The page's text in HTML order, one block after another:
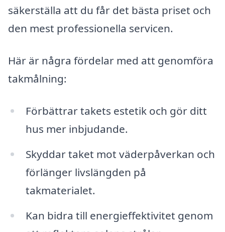
säkerställa att du får det bästa priset och
den mest professionella servicen.
Här är några fördelar med att genomföra
takmålning:
Förbättrar takets estetik och gör ditt
hus mer inbjudande.
Skyddar taket mot väderpåverkan och
förlänger livslängden på
takmaterialet.
Kan bidra till energieffektivitet genom